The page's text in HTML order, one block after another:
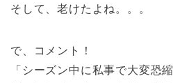
そして、老けたよね。。。
で、コメント！
「シーズン中に私事で大変恐